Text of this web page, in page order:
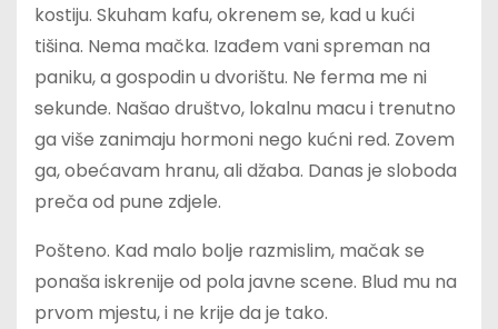
kostiju. Skuham kafu, okrenem se, kad u kući
tišina. Nema mačka. Izađem vani spreman na
paniku, a gospodin u dvorištu. Ne ferma me ni
sekunde. Našao društvo, lokalnu macu i trenutno
ga više zanimaju hormoni nego kućni red. Zovem
ga, obećavam hranu, ali džaba. Danas je sloboda
preča od pune zdjele.
Pošteno. Kad malo bolje razmislim, mačak se
ponaša iskrenije od pola javne scene. Blud mu na
prvom mjestu, i ne krije da je tako.